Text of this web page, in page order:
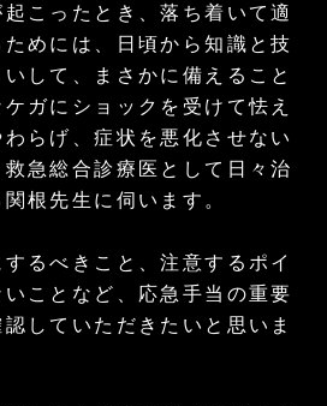
こったとき、落ち着いて適
めには、日頃から知識と技
して、まさかに備えること
ガにショックを受けて怯え
らげ、症状を悪化させない
急総合診療医として日々治
根先生に伺います。
るべきこと、注意するポイ
ことなど、応急手当の重要
していただきたいと思いま